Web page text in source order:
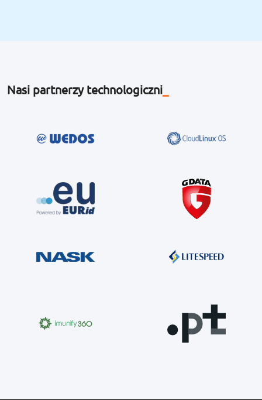
Nasi partnerzy technologiczni